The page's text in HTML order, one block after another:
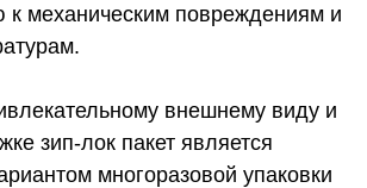
к механическим повреждениям и
внешнему виду и
зип-лок пакет является
многоразовой упаковки